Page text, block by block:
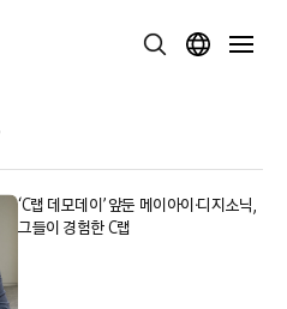
‘C랩 데모데이’ 앞둔 메이아이∙디지소닉,
그들이 경험한 C랩